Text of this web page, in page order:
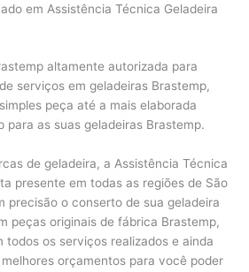
em Assistência Técnica Geladeira
altamente autorizada para
serviços em geladeiras Brastemp,
peça até a mais elaborada
para as suas geladeiras Brastemp.
de geladeira, a Assistência Técnica
presente em todas as regiões de São
precisão o conserto de sua geladeira
peças originais de fábrica Brastemp,
todos os serviços realizados e ainda
orçamentos para você poder